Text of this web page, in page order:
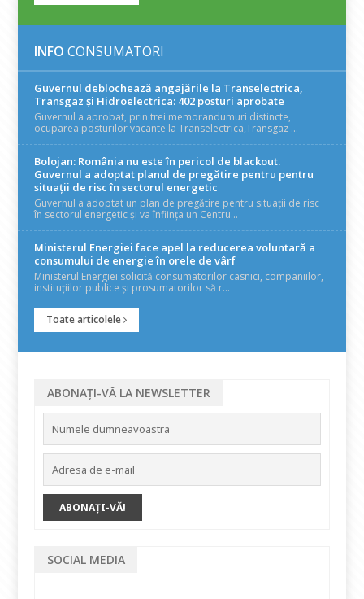
INFO CONSUMATORI
Guvernul deblochează angajările la Transelectrica,
Transgaz și Hidroelectrica: 402 posturi aprobate
Guvernul a aprobat, prin trei memorandumuri distincte,
ocuparea posturilor vacante la Transelectrica,Transgaz ...
Bolojan: România nu este în pericol de blackout.
Guvernul a adoptat planul de pregătire pentru pentru
situații de risc în sectorul energetic
Guvernul a adoptat un plan de pregătire pentru situații de risc
în sectorul energetic și va înființa un Centru...
Ministerul Energiei face apel la reducerea voluntară a
consumului de energie în orele de vârf
Ministerul Energiei solicită consumatorilor casnici, companiilor,
instituțiilor publice și prosumatorilor să r...
Toate articolele
ABONAȚI-VĂ LA NEWSLETTER
SOCIAL MEDIA